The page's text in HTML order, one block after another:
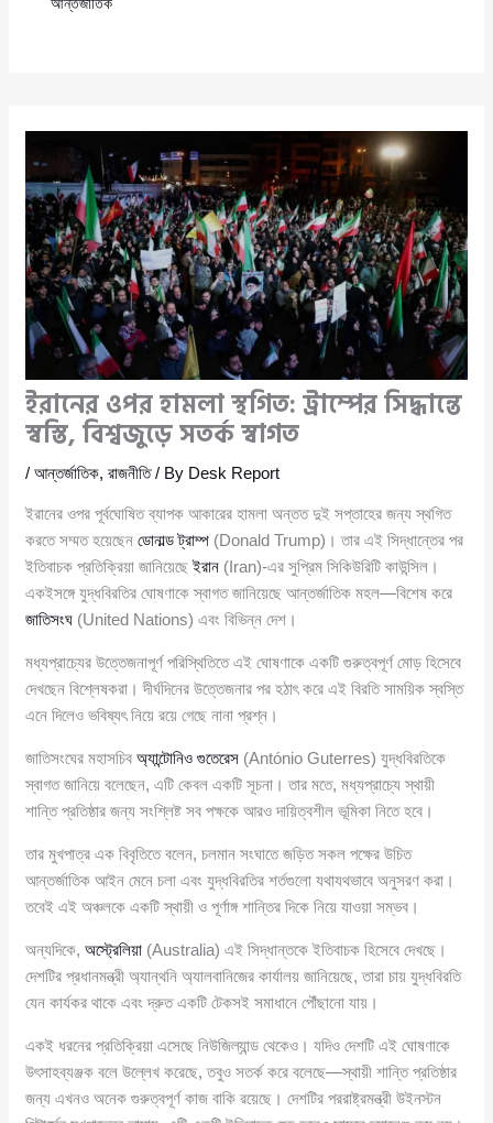
ইরানের ওপর হামলা স্থগিত: ট্রাম্পের সিদ্ধান্তে
স্বস্তি, বিশ্বজুড়ে সতর্ক স্বাগত
/আন্তর্জাতিক,রাজনীতি/ By Desk Report
ইরানের ওপর পূর্বঘোষিত ব্যাপক আকারের হামলা অন্তত দুই সপ্তাহের জন্য স্থগিত
করতে সম্মত হয়েছেনডোনাল্ড ট্রাম্প (Donald Trump)। তার এই সিদ্ধান্তের পর
ইতিবাচক প্রতিক্রিয়া জানিয়েছেইরান (Iran)-এর সুপ্রিম সিকিউরিটি কাউন্সিল।
একইসঙ্গে যুদ্ধবিরতির ঘোষণাকে স্বাগত জানিয়েছে আন্তর্জাতিক মহল—বিশেষ করে
জাতিসংঘ (United Nations) এবং বিভিন্ন দেশ।
মধ্যপ্রাচ্যের উত্তেজনাপূর্ণ পরিস্থিতিতে এই ঘোষণাকে একটি গুরুত্বপূর্ণ মোড় হিসেবে
দেখছেন বিশ্লেষকরা। দীর্ঘদিনের উত্তেজনার পর হঠাৎ করে এই বিরতি সাময়িক স্বস্তি
এনে দিলেও ভবিষ্যৎ নিয়ে রয়ে গেছে নানা প্রশ্ন।
জাতিসংঘের মহাসচিবঅ্যান্টোনিও গুতেরেস (António Guterres) যুদ্ধবিরতিকে
স্বাগত জানিয়ে বলেছেন, এটি কেবল একটি সূচনা। তার মতে, মধ্যপ্রাচ্যে স্থায়ী
শান্তি প্রতিষ্ঠার জন্য সংশ্লিষ্ট সব পক্ষকে আরও দায়িত্বশীল ভূমিকা নিতে হবে।
তার মুখপাত্র এক বিবৃতিতে বলেন, চলমান সংঘাতে জড়িত সকল পক্ষের উচিত
আন্তর্জাতিক আইন মেনে চলা এবং যুদ্ধবিরতির শর্তগুলো যথাযথভাবে অনুসরণ করা।
তবেই এই অঞ্চলকে একটি স্থায়ী ও পূর্ণাঙ্গ শান্তির দিকে নিয়ে যাওয়া সম্ভব।
অন্যদিকে,অস্ট্রেলিয়া (Australia) এই সিদ্ধান্তকে ইতিবাচক হিসেবে দেখছে।
দেশটির প্রধানমন্ত্রী অ্যান্থনি অ্যালবানিজের কার্যালয় জানিয়েছে, তারা চায় যুদ্ধবিরতি
যেন কার্যকর থাকে এবং দ্রুত একটি টেকসই সমাধানে পৌঁছানো যায়।
একই ধরনের প্রতিক্রিয়া এসেছে নিউজিল্যান্ড থেকেও। যদিও দেশটি এই ঘোষণাকে
উৎসাহব্যঞ্জক বলে উল্লেখ করেছে, তবুও সতর্ক করে বলেছে—স্থায়ী শান্তি প্রতিষ্ঠার
জন্য এখনও অনেক গুরুত্বপূর্ণ কাজ বাকি রয়েছে। দেশটির পররাষ্ট্রমন্ত্রী উইনস্টন